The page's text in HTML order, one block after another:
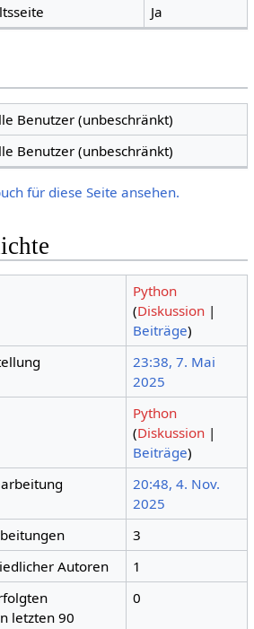
Ja
Benutzer (unbeschränkt)
Benutzer (unbeschränkt)
für diese Seite ansehen.
Python
(Diskussion |
Beiträge)
23:38, 7. Mai
2025
Python
(Diskussion |
Beiträge)
20:48, 4. Nov.
2025
3
Autoren
1
letzten 90
0